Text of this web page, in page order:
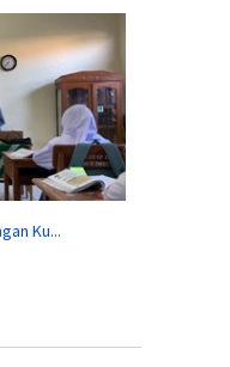
Ku...